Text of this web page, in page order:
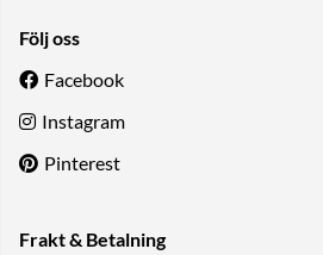
Följ oss
Facebook
Instagram
Pinterest
Frakt & Betalning